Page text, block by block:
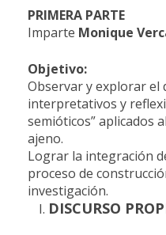
PRIMERA PARTE
Imparte Monique
Objetivo:
Observar y explorar el
interpretativos y
semióticos” aplicados
ajeno.
Lograr la integración
proceso de
investigación.
DISCURSO